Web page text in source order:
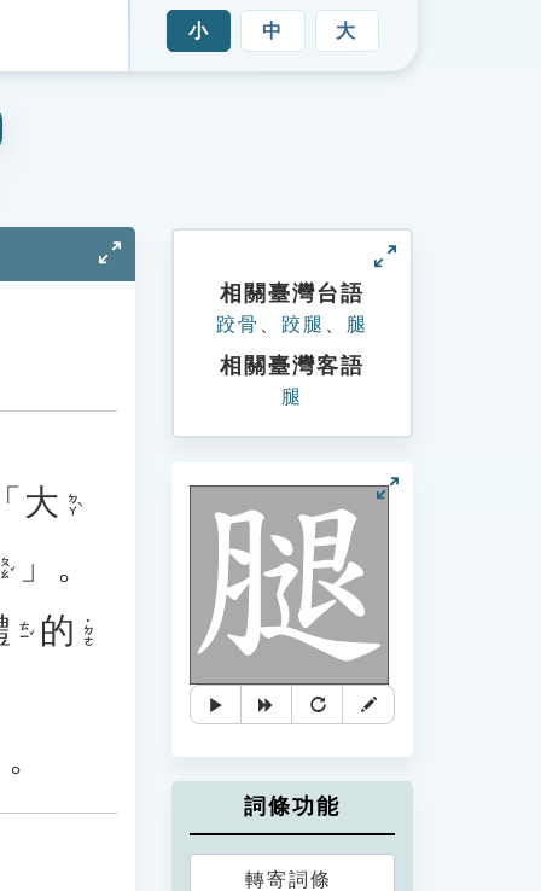
小 中 大
大 ㄉㄚˋ
ㄆㄠˇ
」。
ㄊㄧˇ 的 ˙ㄉㄜ
相關臺灣台語
跤骨 跤腿 腿
相關臺灣客語
腿
詞條功能
轉寄詞條